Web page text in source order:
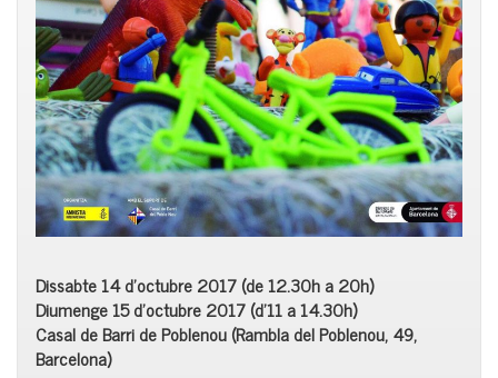
Dissabte 14 d’octubre 2017 (de 12.30h a 20h)
Diumenge 15 d’octubre 2017 (d’11 a 14.30h)
Casal de Barri de Poblenou (Rambla del Poblenou, 49,
Barcelona)